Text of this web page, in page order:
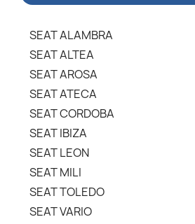
SEAT ALAMBRA
SEAT ALTEA
SEAT AROSA
SEAT ATECA
SEAT CORDOBA
SEAT IBIZA
SEAT LEON
SEAT MILI
SEAT TOLEDO
SEAT VARIO